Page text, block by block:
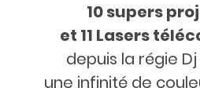
10 supers
et 11 Lasers
depuis la régie
une infinité de